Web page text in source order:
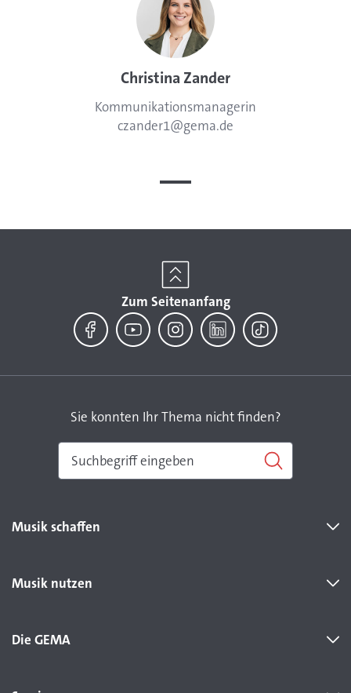
Christina Zander
Kommunikationsmanagerin
czander1@gema.de
Zum Seitenanfang
Sie konnten Ihr Thema nicht finden?
Musik schaffen
Musik nutzen
Die GEMA